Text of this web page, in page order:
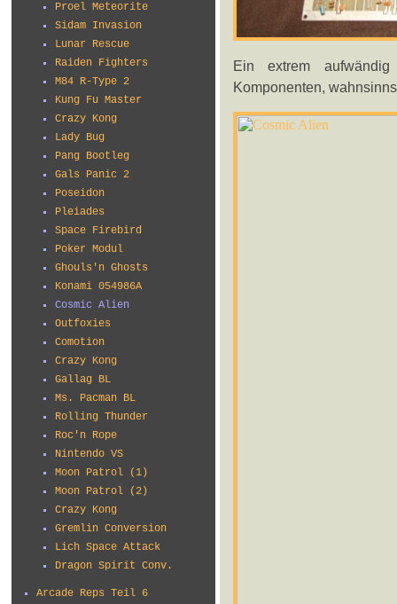
Proel Meteorite
Sidam Invasion
Lunar Rescue
Raiden Fighters
M84 R-Type 2
Kung Fu Master
Crazy Kong
Lady Bug
Pang Bootleg
Gals Panic 2
Poseidon
Pleiades
Space Firebird
Poker Modul
Ghouls'n Ghosts
Konami 054986A
Cosmic Alien
Outfoxies
Comotion
Crazy Kong
Gallag BL
Ms. Pacman BL
Rolling Thunder
Roc'n Rope
Nintendo VS
Moon Patrol (1)
Moon Patrol (2)
Crazy Kong
Gremlin Conversion
Lich Space Attack
Dragon Spirit Conv.
Arcade Reps Teil 6
Ein extrem
Komponenten,